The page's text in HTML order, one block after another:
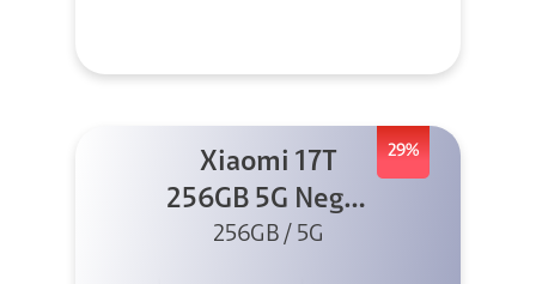
29%
Xiaomi 17T
256GB 5G Negro
+ Sound
256GB / 5G